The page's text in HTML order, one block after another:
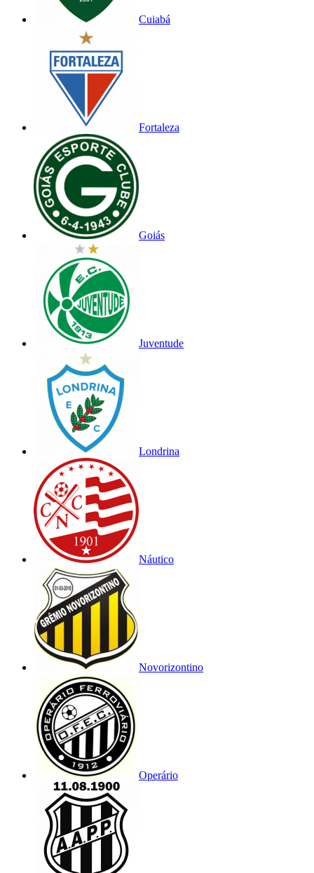
Cuiabá
Fortaleza
Goiás
Juventude
Londrina
Náutico
Novorizontino
Operário